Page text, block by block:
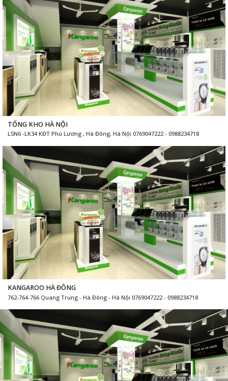
TỔNG KHO HÀ NỘI
LSN6 -LK34 KĐT Phú Lương , Hà Đông, Hà Nội 0769047222 - 0988234718
KANGAROO HÀ ĐÔNG
762-764-766 Quang Trung - Hà Đông - Hà Nội 0769047222 - 0988234718